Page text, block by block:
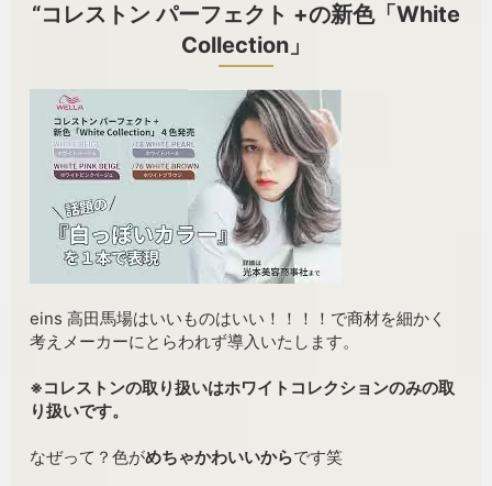
“コレストン パーフェクト +の新色「White
Collection」
eins 高田馬場はいいものはいい！！！！で商材を細かく
考えメーカーにとらわれず導入いたします。
※コレストンの取り扱いはホワイトコレクションのみの取
り扱いです。
なぜって？色がめちゃかわいいからです笑